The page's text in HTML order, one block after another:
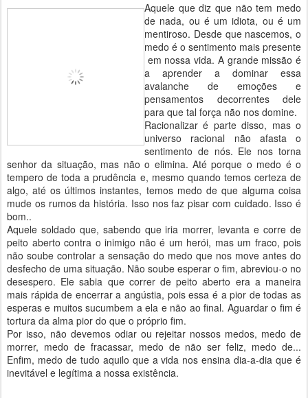
Aquele que diz que não tem medo
de nada, ou é um idiota, ou é um
mentiroso. Desde que nascemos, o
medo é o sentimento mais presente
em nossa vida. A grande missão é
a aprender a dominar essa
avalanche de emoções e
pensamentos decorrentes dele
para que tal força não nos domine.
Racionalizar é parte disso, mas o
universo racional não afasta o
sentimento de nós. Ele nos torna
senhor da situação, mas não o elimina. Até porque o medo é o
tempero de toda a prudência e, mesmo quando temos certeza de
algo, até os últimos instantes, temos medo de que alguma coisa
mude os rumos da história. Isso nos faz pisar com cuidado. Isso é
bom..
Aquele soldado que, sabendo que iria morrer, levanta e corre de
peito aberto contra o inimigo não é um herói, mas um fraco, pois
não soube controlar a sensação do medo que nos move antes do
desfecho de uma situação. Não soube esperar o fim, abreviou-o no
desespero. Ele sabia que correr de peito aberto era a maneira
mais rápida de encerrar a angústia, pois essa é a pior de todas as
esperas e muitos sucumbem a ela e não ao final. Aguardar o fim é
tortura da alma pior do que o próprio fim.
Por isso, não devemos odiar ou rejeitar nossos medos, medo de
morrer, medo de fracassar, medo de não ser feliz, medo de...
Enfim, medo de tudo aquilo que a vida nos ensina dia-a-dia que é
inevitável e legítima a nossa existência.